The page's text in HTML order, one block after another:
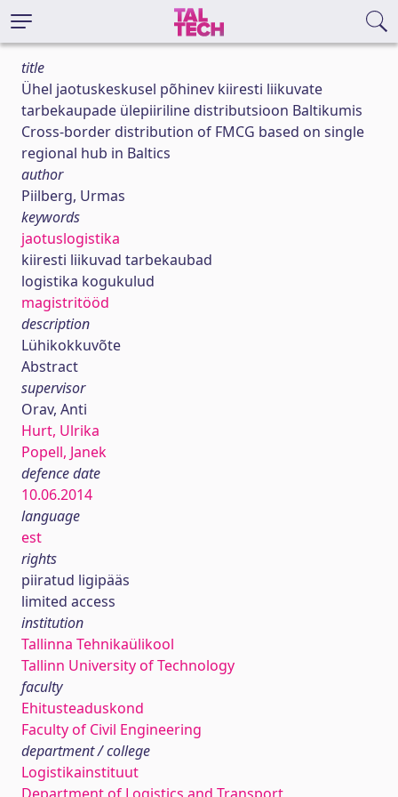
title
Ühel jaotuskeskusel põhinev kiiresti liikuvate
tarbekaupade ülepiiriline distributsioon Baltikumis
Cross-border distribution of FMCG based on single
regional hub in Baltics
author
Piilberg, Urmas
keywords
jaotuslogistika
kiiresti liikuvad tarbekaubad
logistika kogukulud
magistritööd
description
Lühikokkuvõte
Abstract
supervisor
Orav, Anti
Hurt, Ulrika
Popell, Janek
defence date
10.06.2014
language
est
rights
piiratud ligipääs
limited access
institution
Tallinna Tehnikaülikool
Tallinn University of Technology
faculty
Ehitusteaduskond
Faculty of Civil Engineering
department / college
Logistikainstituut